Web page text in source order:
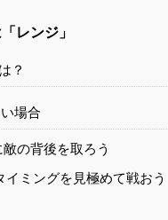
レンジ」
？
場合
の背後を取ろう
ミングを見極めて戦おう